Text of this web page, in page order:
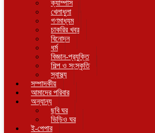
ক্যাম্পাস
খেলাধুলা
গণমাধ্যম
চাকরির খবর
বিনোদন
ধর্ম
বিজ্ঞান-প্রযুক্তি
শিল্প ও সংস্কৃতি
স্বাস্থ্য
সম্পাদকীয়
আমাদের পরিবার
অন্যান্য
ছবি ঘর
ভিডিও ঘর
ই-পেপার